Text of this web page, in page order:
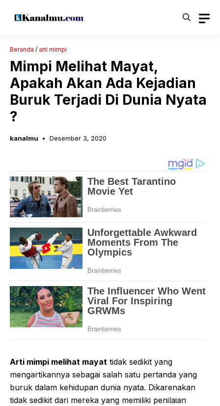
Beranda / arti mimpi
Mimpi Melihat Mayat,
Apakah Akan Ada Kejadian
Buruk Terjadi Di Dunia Nyata
?
kanalmu Desember 3, 2020
Arti mimpi melihat mayat tidak sedikit yang
mengartikannya sebagai salah satu pertanda yang
buruk dalam kehidupan dunia nyata. Dikarenakan
tidak sedikit dari mereka yang memiliki penilaian